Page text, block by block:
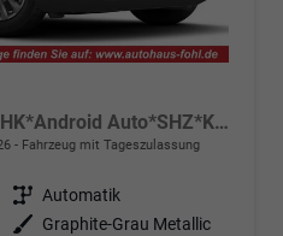
Selection 1.5 TSI DSG AHK*Android Auto*SHZ*Kamera*Keyless*PDC v/h*Klimaauto*SUNSET*LED
Fahrzeug mit Tageszulassung
Getriebe Automatik
Außenfarbe
Graphite-Grau Metallic